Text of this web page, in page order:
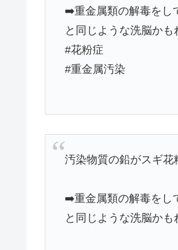
➡️重金属類の解毒をし
と同じような洗脳かも
#花粉症
#重金属汚染
汚染物質の鉛がスギ花
➡️重金属類の解毒をし
と同じような洗脳かも